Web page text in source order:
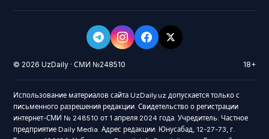
© 2026 UzDaily · СМИ №248510 18+
Использование материалов сайта UzDaily.uz допускается только с
письменного разрешения редакции. Свидетельство о регистрации
интернет-СМИ № 248510 от 1 апреля 2024 года. Учредитель: Частное
предприятие Daily Media. Адрес редакции: Юнусабад, 12-27-73, г.